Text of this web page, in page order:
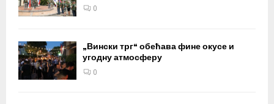
0
„Вински трг“ обећава фине окусе и
угодну атмосферу
0